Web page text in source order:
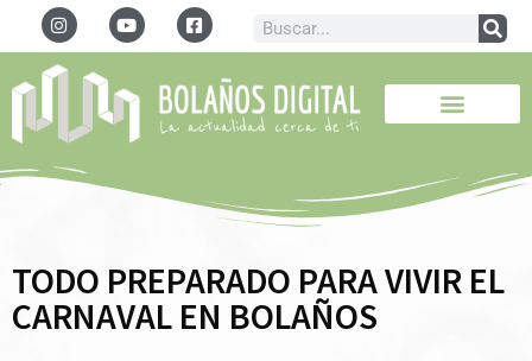
TODO PREPARADO PARA VIVIR EL
CARNAVAL EN BOLAÑOS